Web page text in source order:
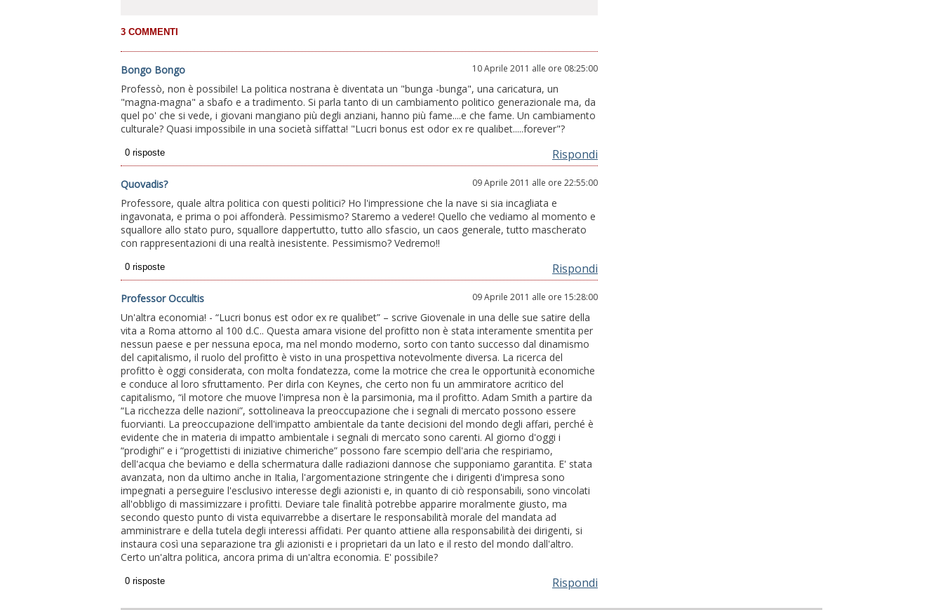
Bongo Bongo 10 Aprile 2011 alle ore 08:25:00
Professò, non è possibile! La politica nostrana è diventata un "bunga -bunga", una caricatura, un
"magna-magna" a sbafo e a tradimento. Si parla tanto di un cambiamento politico generazionale ma, da
quel po' che si vede, i giovani mangiano più degli anziani, hanno più fame....e che fame. Un cambiamento
culturale? Quasi impossibile in una società siffatta! "Lucri bonus est odor ex re qualibet.....forever"?
Rispondi
Quovadis? 09 Aprile 2011 alle ore 22:55:00
Professore, quale altra politica con questi politici? Ho l'impressione che la nave si sia incagliata e
ingavonata, e prima o poi affonderà. Pessimismo? Staremo a vedere! Quello che vediamo al momento e
squallore allo stato puro, squallore dappertutto, tutto allo sfascio, un caos generale, tutto mascherato
con rappresentazioni di una realtà inesistente. Pessimismo? Vedremo!!
Rispondi
Professor Occultis 09 Aprile 2011 alle ore 15:28:00
Un'altra economia! - “Lucri bonus est odor ex re qualibet” – scrive Giovenale in una delle sue satire della
vita a Roma attorno al 100 d.C.. Questa amara visione del profitto non è stata interamente smentita per
nessun paese e per nessuna epoca, ma nel mondo moderno, sorto con tanto successo dal dinamismo
del capitalismo, il ruolo del profitto è visto in una prospettiva notevolmente diversa. La ricerca del
profitto è oggi considerata, con molta fondatezza, come la motrice che crea le opportunità economiche
e conduce al loro sfruttamento. Per dirla con Keynes, che certo non fu un ammiratore acritico del
capitalismo, “il motore che muove l'impresa non è la parsimonia, ma il profitto. Adam Smith a partire da
“La ricchezza delle nazioni”, sottolineava la preoccupazione che i segnali di mercato possono essere
fuorvianti. La preoccupazione dell'impatto ambientale da tante decisioni del mondo degli affari, perché è
evidente che in materia di impatto ambientale i segnali di mercato sono carenti. Al giorno d'oggi i
“prodighi” e i “progettisti di iniziative chimeriche” possono fare scempio dell'aria che respiriamo,
dell'acqua che beviamo e della schermatura dalle radiazioni dannose che supponiamo garantita. E' stata
avanzata, non da ultimo anche in Italia, l'argomentazione stringente che i dirigenti d'impresa sono
impegnati a perseguire l'esclusivo interesse degli azionisti e, in quanto di ciò responsabili, sono vincolati
all'obbligo di massimizzare i profitti. Deviare tale finalità potrebbe apparire moralmente giusto, ma
secondo questo punto di vista equivarrebbe a disertare le responsabilità morale del mandata ad
amministrare e della tutela degli interessi affidati. Per quanto attiene alla responsabilità dei dirigenti, si
instaura così una separazione tra gli azionisti e i proprietari da un lato e il resto del mondo dall'altro.
Certo un'altra politica, ancora prima di un'altra economia. E' possibile?
Rispondi